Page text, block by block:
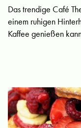
Das trendige Café
einem ruhigen
Kaffee genießen